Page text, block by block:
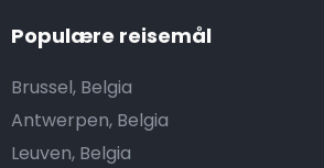
Populære reisemål
Brussel, Belgia
Antwerpen, Belgia
Leuven, Belgia